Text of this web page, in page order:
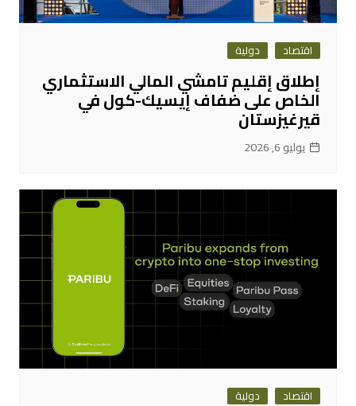
اقتصاد دولية
إطلاق إقليم تامشي المالي الاستثماري
الخاص على ضفاف إيسيك-كول في
قيرغيزستان
يوليو 6, 2026
اقتصاد دولية